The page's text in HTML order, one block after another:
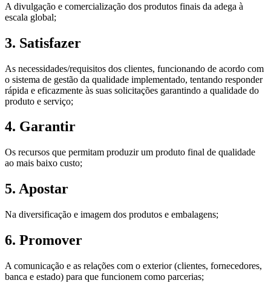
A divulgação e comercialização dos produtos finais da adega à
escala global;
3. Satisfazer
As necessidades/requisitos dos clientes, funcionando de acordo com
o sistema de gestão da qualidade implementado, tentando responder
rápida e eficazmente às suas solicitações garantindo a qualidade do
produto e serviço;
4. Garantir
Os recursos que permitam produzir um produto final de qualidade
ao mais baixo custo;
5. Apostar
Na diversificação e imagem dos produtos e embalagens;
6. Promover
A comunicação e as relações com o exterior (clientes, fornecedores,
banca e estado) para que funcionem como parcerias;